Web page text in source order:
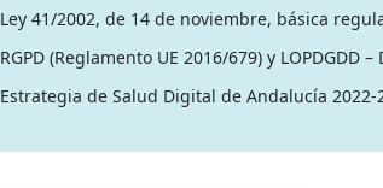
Ley 41/2002, de 14 de noviembre, básica
RGPD (Reglamento UE 2016/679) y
Estrategia de Salud Digital de Andalucía 2022-